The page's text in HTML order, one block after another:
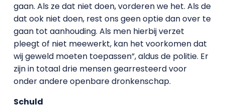
gaan. Als ze dat niet doen, vorderen we het. Als de
dat ook niet doen, rest ons geen optie dan over te
gaan tot aanhouding. Als men hierbij verzet
pleegt of niet meewerkt, kan het voorkomen dat
wij geweld moeten toepassen”, aldus de politie. Er
zijn in totaal drie mensen gearresteerd voor
onder andere openbare dronkenschap.
Schuld